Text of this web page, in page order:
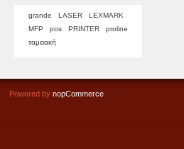
grande LASER
LEXMARK
MFP
pos PRINTER
proline
ταμειακή
Powered by nopCommerce